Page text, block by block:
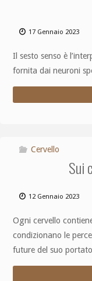
17 Gennaio 2023
Il sesto senso è
fornita dai neuroni
Cervello
Sui
12 Gennaio 2023
Ogni cervello
condizionano le
future del suo